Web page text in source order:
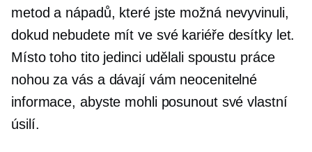
metod a nápadů, které jste možná nevyvinuli,
dokud nebudete mít ve své kariéře desítky let.
Místo toho tito jedinci udělali spoustu práce
nohou za vás a dávají vám neocenitelné
informace, abyste mohli posunout své vlastní
úsilí.